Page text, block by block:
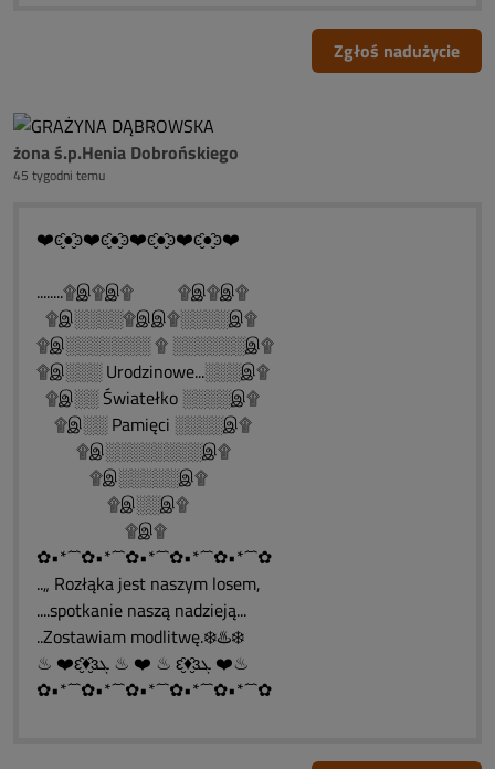
Zgłoś nadużycie
żona ś.p.Henia Dobrońskiego
45 tygodni temu
❤️ͼ̮̑●̮̑ͽ❤️ͼ̮̑●̮̑ͽ❤️ͼ̮̑●̮̑ͽ❤️ͼ̮̑●̮̑ͽ❤️
........۩இ۩இ۩ ۩இ۩இ۩
۩இ░░░░۩இஇ۩░░░░இ۩
۩இ░░░░░░░ ۩ ░░░░░░இ۩
۩இ░░░ Urodzinowe...░░░இ۩
۩இ░░ Światełko ░░░░இ۩
۩இ░░ Pamięci ░░░░இ۩
۩இ░░░░░░░░இ۩
۩இ░░░░░இ۩
۩இ░░இ۩
۩இ۩
✿•*´¯`✿•*´¯`✿•*´¯`✿•*´¯`✿•*´¯`✿
..„ Rozłąka jest naszym losem,
....spotkanie naszą nadzieją...
..Zostawiam modlitwę.❄️♨️❄️
♨ ❤️ԑ̮̑♦̮̑ɜܓ ♨ ❤️ ♨ ԑ̮̑♦̮̑ɜܓ ❤️♨
✿•*´¯`✿•*´¯`✿•*´¯`✿•*´¯`✿•*´¯`✿